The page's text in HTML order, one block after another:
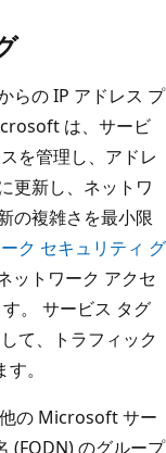
らの IP アドレス プ
は、サービ
を管理し、アドレ
更新し、ネットワ
の複雑さを最小限
ク セキュリティ グ
ットワーク アクセ
。 サービス タグ
て、トラフィック
。
の Microsoft サー
(FQDN) のグループ